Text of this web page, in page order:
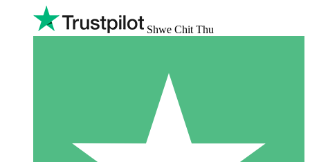
Shwe Chit Thu